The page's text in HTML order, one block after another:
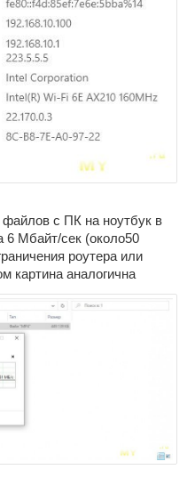
файлов с ПК на ноутбук в
6 Мбайт/сек (около50
роутера или
картина аналогична